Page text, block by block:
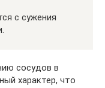
с сужения
сосудов в
характер, что